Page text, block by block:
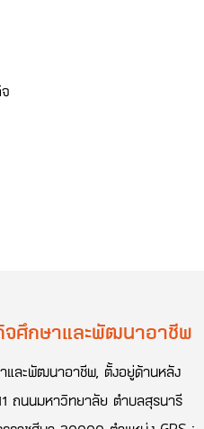
ศึกษาและพัฒนาอาชีพ
และพัฒนาอาชีพ, ตั้งอยู่ด้านหลัง
ถนนมหาวิทยาลัย ตำบลสุรนารี